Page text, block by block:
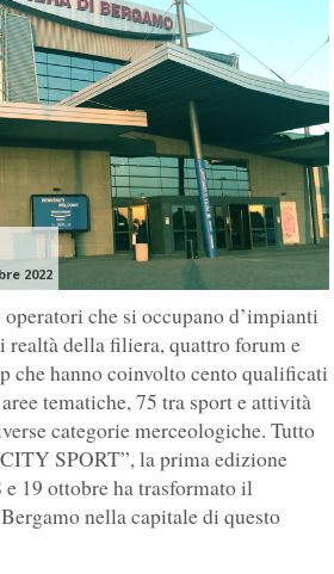
2022
che si occupano d’impianti
realtà della filiera, quattro forum e
che hanno coinvolto cento qualificati
tematiche, 75 tra sport e attività
categorie merceologiche. Tutto
SPORT”, la prima edizione
19 ottobre ha trasformato il
nella capitale di questo